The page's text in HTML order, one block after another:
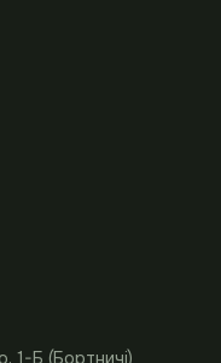
1-Б (Бортничі)